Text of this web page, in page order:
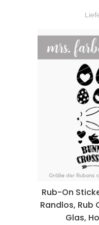
Rub-On
Randlos, Rub
Glas,